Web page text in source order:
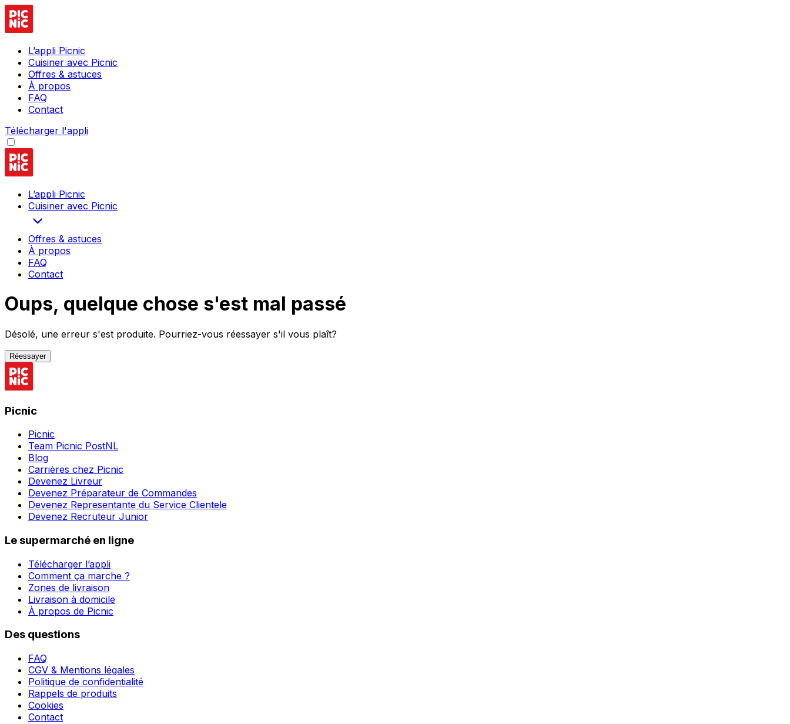
L’appli Picnic
Cuisiner avec Picnic
Offres & astuces
À propos
FAQ
Contact
Télécharger l'appli
L’appli Picnic
Cuisiner avec Picnic
Offres & astuces
À propos
FAQ
Contact
Oups, quelque chose s'est mal passé
Désolé, une erreur s'est produite. Pourriez-vous réessayer s'il vous plaît?
Réessayer
Picnic
Picnic
Team Picnic PostNL
Blog
Carrières chez Picnic
Devenez Livreur
Devenez Préparateur de Commandes
Devenez Representante du Service Clientele
Devenez Recruteur Junior
Le supermarché en ligne
Télécharger l’appli
Comment ça marche ?
Zones de livraison
Livraison à domicile
À propos de Picnic
Des questions
FAQ
CGV & Mentions légales
Politique de confidentialité
Rappels de produits
Cookies
Contact